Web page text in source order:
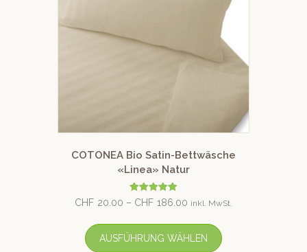
COTONEA Bio Satin-Bettwäsche
«Linea» Natur
Bewertet mit
5.00
CHF 20.00 – CHF 186.00 inkl. MwSt.
AUSFÜHRUNG WÄHLEN